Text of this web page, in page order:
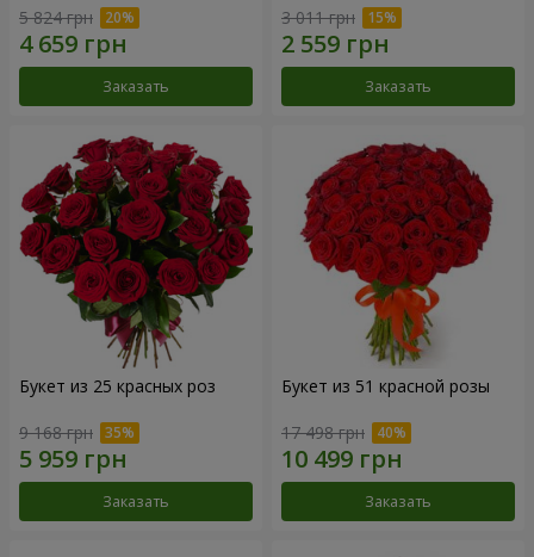
5 824 грн
Заказать
3 011 грн
Заказать
Букет из 25 красных роз
9 168 грн
Заказать
Букет из 51 красной розы
17 498 грн
Заказать